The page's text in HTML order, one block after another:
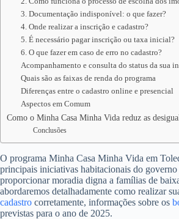
3. Documentação indisponível: o que fazer?
4. Onde realizar a inscrição e cadastro?
5. É necessário pagar inscrição ou taxa inicial?
6. O que fazer em caso de erro no cadastro?
Acompanhamento e consulta do status da sua
Quais são as faixas de renda do programa
Diferenças entre o cadastro online e presencial
Aspectos em Comum
Como o Minha Casa Minha Vida reduz as
Conclusões
O programa Minha Casa Minha Vida em
principais iniciativas habitacionais do governo
proporcionar moradia digna a famílias de
abordaremos detalhadamente como realizar
cadastro corretamente, informações sobre os
previstas para o ano de 2025.